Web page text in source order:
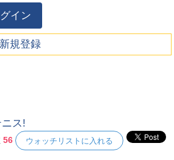
イン
規登録
ス!
56 ウォッチリストに入れる